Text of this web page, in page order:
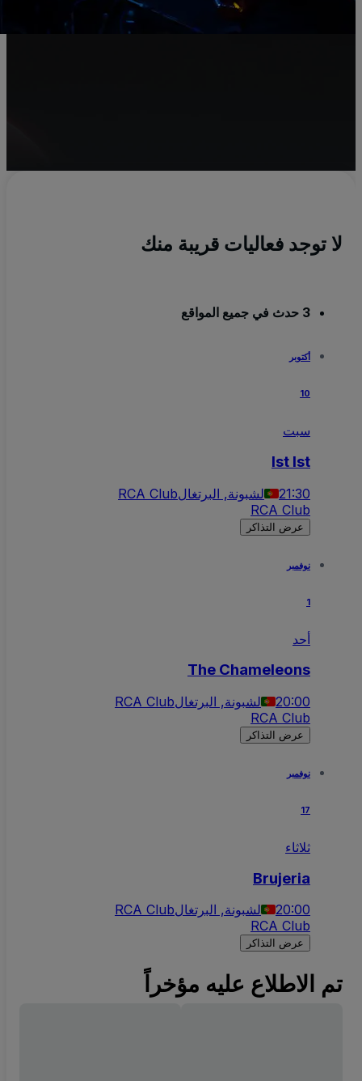
لا توجد فعاليات قريبة منك
أكتوبر
سبت
Ist Ist
21:30 لشبونة, البرتغالRCA Club
RCA Club
عرض التذاكر
نوفمبر
أحد
The Chameleons
20:00 لشبونة, البرتغالRCA Club
RCA Club
عرض التذاكر
نوفمبر
ثلاثاء
Brujeria
20:00 لشبونة, البرتغالRCA Club
RCA Club
عرض التذاكر
تم الاطلاع عليه مؤخراً